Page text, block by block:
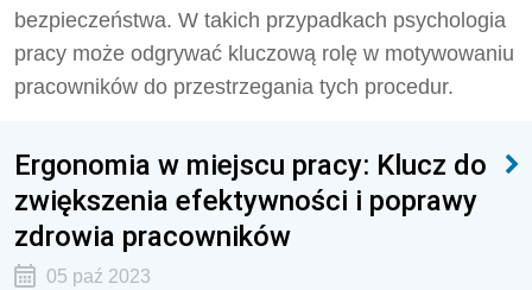
bezpieczeństwa. W takich przypadkach psychologia
pracy może odgrywać kluczową rolę w motywowaniu
pracowników do przestrzegania tych procedur.
Ergonomia w miejscu pracy: Klucz do
zwiększenia efektywności i poprawy
zdrowia pracowników
05 paź 2023